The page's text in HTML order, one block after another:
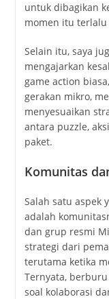
untuk dibagikan
momen itu
Selain itu, saya
mengajarkan
game action
gerakan mikro,
menyesuaikan
antara puzzle,
paket.
Komunitas
Salah satu aspek
adalah
dan grup resmi
strategi dari
terutama ketika
Ternyata,
soal kolaborasi